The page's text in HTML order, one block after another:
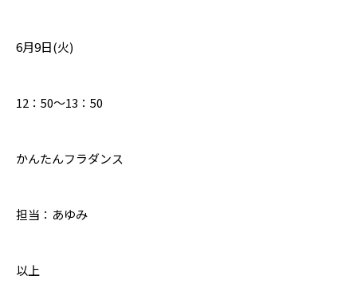
6月9日(火)
12：50～13：50
かんたんフラダンス
担当：あゆみ
以上